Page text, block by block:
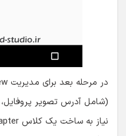
(شامل آدرس تصویر پروفایل،